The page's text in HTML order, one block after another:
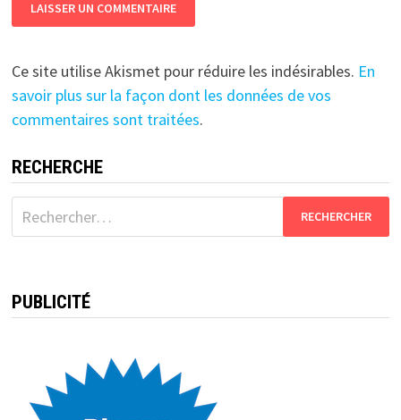
Ce site utilise Akismet pour réduire les indésirables. En
savoir plus sur la façon dont les données de vos
commentaires sont traitées.
RECHERCHE
Rechercher :
PUBLICITÉ